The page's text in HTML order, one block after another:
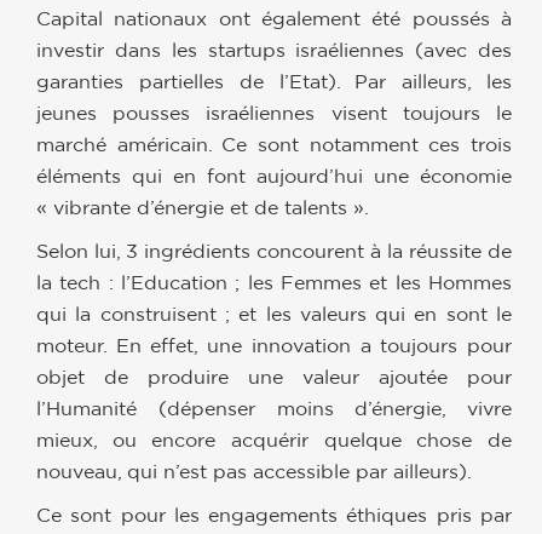
Capital nationaux ont également été poussés à
investir dans les startups israéliennes (avec des
garanties partielles de l’Etat). Par ailleurs, les
jeunes pousses israéliennes visent toujours le
marché américain. Ce sont notamment ces trois
éléments qui en font aujourd’hui une économie
« vibrante d’énergie et de talents ».
Selon lui, 3 ingrédients concourent à la réussite de
la tech : l’Education ; les Femmes et les Hommes
qui la construisent ; et les valeurs qui en sont le
moteur. En effet, une innovation a toujours pour
objet de produire une valeur ajoutée pour
l’Humanité (dépenser moins d’énergie, vivre
mieux, ou encore acquérir quelque chose de
nouveau, qui n’est pas accessible par ailleurs).
Ce sont pour les engagements éthiques pris par